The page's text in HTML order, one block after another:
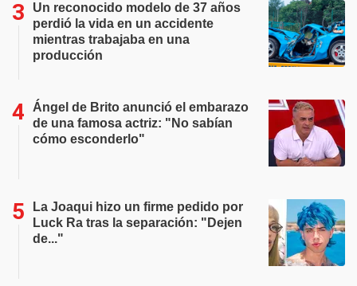
Un reconocido modelo de 37 años
perdió la vida en un accidente
mientras trabajaba en una
producción
Ángel de Brito anunció el embarazo
de una famosa actriz: "No sabían
cómo esconderlo"
La Joaqui hizo un firme pedido por
Luck Ra tras la separación: "Dejen
de..."